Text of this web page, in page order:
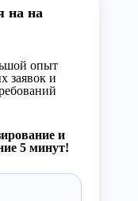
на на
опыт
заявок и
и
5 минут!